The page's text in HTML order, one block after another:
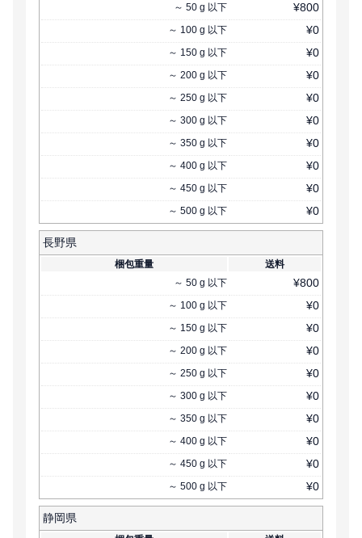
～ 50 g 以下 ¥800
～ 100 g 以下 ¥0
～ 150 g 以下 ¥0
～ 200 g 以下 ¥0
～ 250 g 以下 ¥0
～ 300 g 以下 ¥0
～ 350 g 以下 ¥0
～ 400 g 以下 ¥0
～ 450 g 以下 ¥0
～ 500 g 以下 ¥0
長野県
梱包重量
送料
～ 50 g 以下 ¥800
～ 100 g 以下 ¥0
～ 150 g 以下 ¥0
～ 200 g 以下 ¥0
～ 250 g 以下 ¥0
～ 300 g 以下 ¥0
～ 350 g 以下 ¥0
～ 400 g 以下 ¥0
～ 450 g 以下 ¥0
～ 500 g 以下 ¥0
静岡県